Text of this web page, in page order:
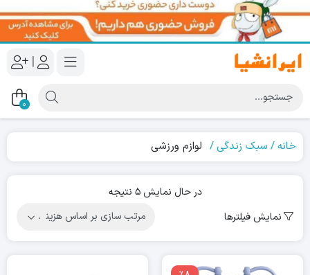
|
0
خانه سبک زندگی لوازم ورزشی
در حال نمایش 5 نتیجه
Sorted
price:
نمایش فیلترها